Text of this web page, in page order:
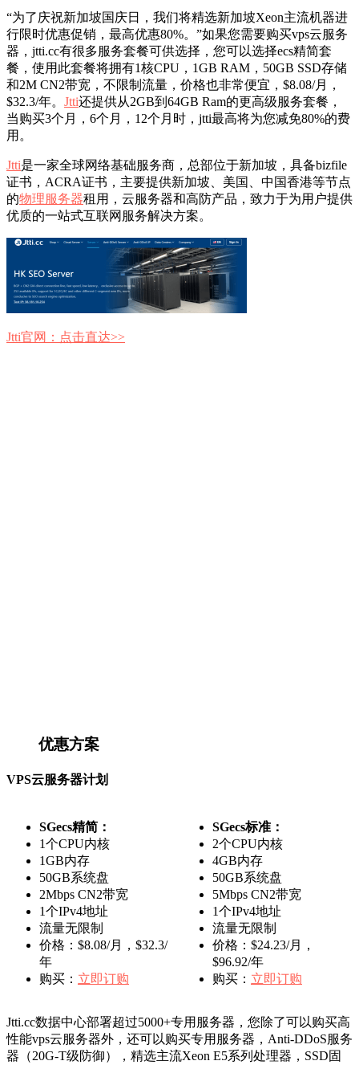
“为了庆祝新加坡国庆日，我们将精选新加坡Xeon主流机器进
行限时优惠促销，最高优惠80%。”如果您需要购买vps云服务
器，jtti.cc有很多服务套餐可供选择，您可以选择ecs精简套
餐，使用此套餐将拥有1核CPU，1GB RAM，50GB SSD存储
和2M CN2带宽，不限制流量，价格也非常便宜，$8.08/月，
$32.3/年。 Jtti还提供从2GB到64GB Ram的更高级服务套餐，
当购买3个月，6个月，12个月时，jtti最高将为您减免80%的费
用。
Jtti是一家全球网络基础服务商，总部位于新加坡，具备bizfile
证书，ACRA证书，主要提供新加坡、美国、中国香港等节点
的物理服务器租用，云服务器和高防产品，致力于为用户提供
优质的一站式互联网服务解决方案。
Jtti官网：点击直达>>
优惠方案
VPS云服务器计划
SGecs精简：
1个CPU内核
1GB内存
50GB系统盘
2Mbps CN2带宽
1个IPv4地址
流量无限制
价格：$8.08/月，$32.3/
年
购买： 立即订购
SGecs标准：
2个CPU内核
4GB内存
50GB系统盘
5Mbps CN2带宽
1个IPv4地址
流量无限制
价格：$24.23/月，
$96.92/年
购买： 立即订购
Jtti.cc数据中心部署超过5000+专用服务器，您除了可以购买高
性能vps云服务器外，还可以购买专用服务器，Anti-DDoS服务
器（20G-T级防御），精选主流Xeon E5系列处理器，SSD固